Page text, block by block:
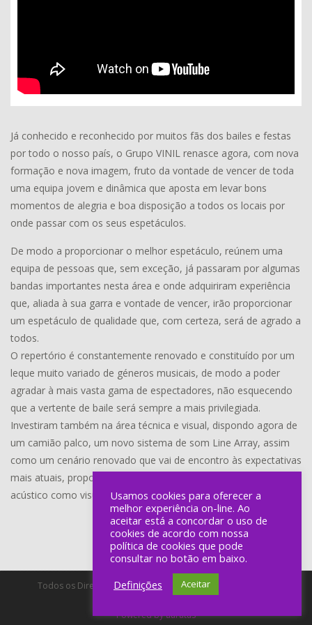
Já conhecido e reconhecido por muitos fãs dos bailes e festas
por todo o nosso país, o Grupo VINIL renasce agora, com nova
formação e nova imagem, fruto da vontade de vencer de toda
uma equipa jovem e dinâmica que aposta em levar bons
momentos de alegria e boa disposição a todos os locais por
onde passar com os seus espetáculos.
De modo a proporcionar o melhor espetáculo, reúnem uma
equipa de pessoas que, sem exceção, já passaram por algumas
bandas importantes nesta área e onde adquiriram experiência
que, aliada à sua garra e vontade de vencer, irão proporcionar
um espetáculo de qualidade que, com certeza, será de agrado a
todos.
O repertório é constantemente renovado e constituído por um
leque muito variado de géneros musicais, de modo a poder
agradar à mais vasta gama de espectadores, não esquecendo
que a vertente de baile será sempre a mais privilegiada.
Investiram também na área técnica e visual, dispondo agora de
um camião palco, um novo sistema de som Line Array, assim
como um cenário renovado que vai de encontro às expectativas
mais atuais, proporcionando um bom espetáculo tanto a nível
acústico como visual.
Todos os Direitos Reservados a Lineu Ramos - Produção de
Powered by auratus
Usamos cookies para oferecer a
melhor experiência on-line. Ao
aceitar está a concordar o uso de
cookies de acordo com nossa
política de cookies que pode
consultar no botão em baixo.
Definições
Aceitar